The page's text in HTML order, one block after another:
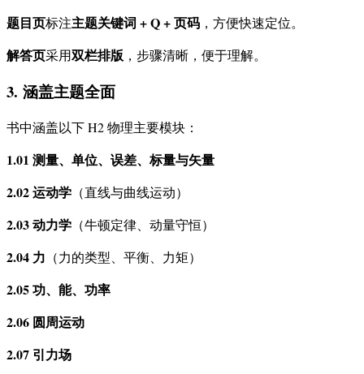
题目页标注主题关键词 + Q + 页码 ，方便快速定位。
解答页采用双栏排版 ，步骤清晰，便于理解。
3. 涵盖主题全面
书中涵盖以下 H2 物理主要模块：
1.01 测量、单位、误差、标量与矢量
2.02 运动学 （直线与曲线运动）
2.03 动力学 （牛顿定律、动量守恒）
2.04 力 （力的类型、平衡、力矩）
2.05 功、能、功率
2.06 圆周运动
2.07 引力场